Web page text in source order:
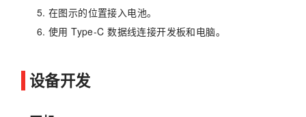
在图示的位置接入电池。
使用 Type-C 数据线连接开发板和电脑。
设备开发